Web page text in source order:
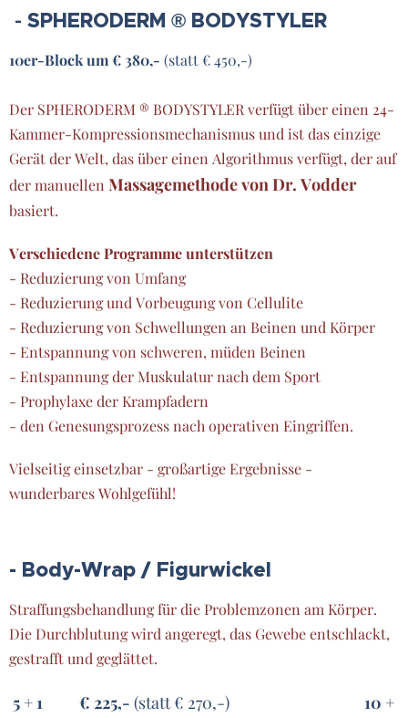
- SPHERODERM ® BODYSTYLER
10er-Block um € 380,- (statt € 450,-)
Der SPHERODERM ® BODYSTYLER verfügt über einen 24-
Kammer-Kompressionsmechanismus und ist das einzige
Gerät der Welt, das über einen Algorithmus verfügt, der auf
der manuellen Massagemethode von Dr. Vodder
basiert.
Verschiedene Programme unterstützen
- Reduzierung von Umfang
- Reduzierung und Vorbeugung von Cellulite
- Reduzierung von Schwellungen an Beinen und Körper
- Entspannung von schweren, müden Beinen
- Entspannung der Muskulatur nach dem Sport
- Prophylaxe der Krampfadern
- den Genesungsprozess nach operativen Eingriffen.
Vielseitig einsetzbar - großartige Ergebnisse -
wunderbares Wohlgefühl!
- Body-Wrap / Figurwickel
Straffungsbehandlung für die Problemzonen am Körper.
Die Durchblutung wird angeregt, das Gewebe entschlackt,
gestrafft und geglättet.
5 + 1 € 225,- (statt € 270,-)
10 +